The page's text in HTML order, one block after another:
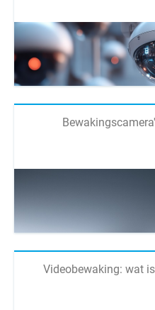
Videobewaking: wat